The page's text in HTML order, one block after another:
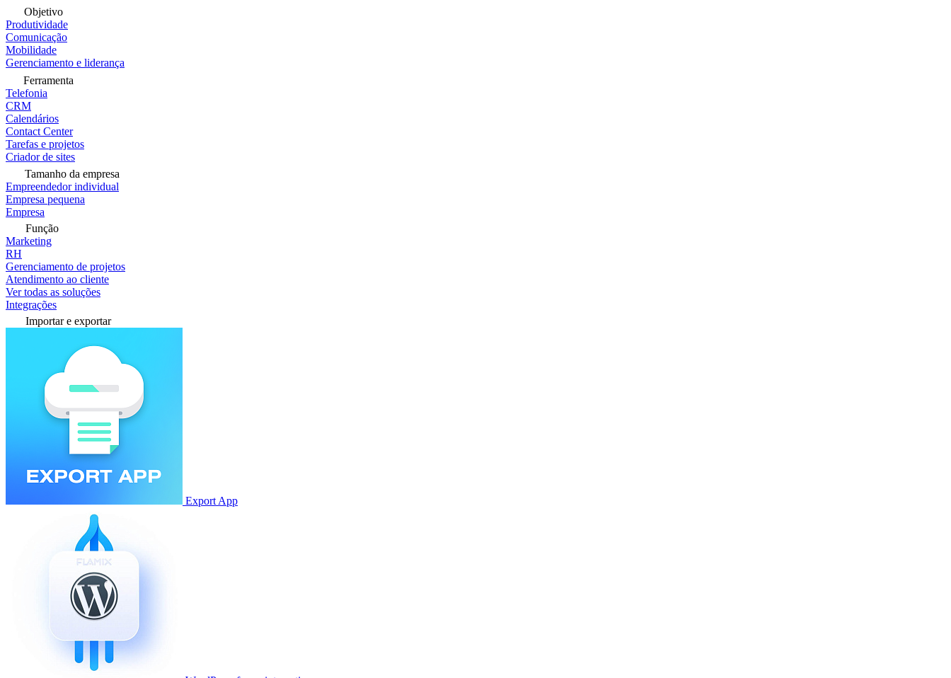
Objetivo
Produtividade
Comunicação
Mobilidade
Gerenciamento e liderança
Ferramenta
Telefonia
CRM
Calendários
Contact Center
Tarefas e projetos
Criador de sites
Tamanho da empresa
Empreendedor individual
Empresa pequena
Empresa
Função
Marketing
RH
Gerenciamento de projetos
Atendimento ao cliente
Ver todas as soluções
Integrações
Importar e exportar
Export App